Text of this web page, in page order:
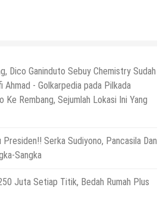
Dico Ganinduto Sebuy Chemistry Sudah
Ahmad - Golkarpedia pada Pilkada
Ke Rembang, Sejumlah Lokasi Ini Yang
Presiden!! Serka Sudiyono, Pancasila Dan
Sangka
Juta Setiap Titik, Bedah Rumah Plus